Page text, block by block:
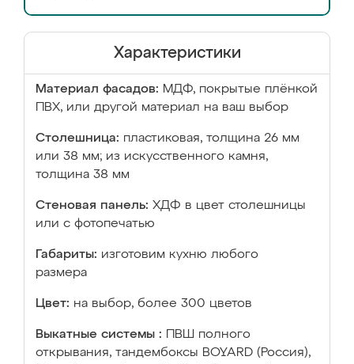
Характеристики
Материал фасадов: МДФ, покрытые плёнкой
ПВХ, или другой материал на ваш выбор
Столешница: пластиковая, толщина 26 мм
или 38 мм; из искусственного камня,
толщина 38 мм
Стеновая панель: ХДФ в цвет столешницы
или с фотопечатью
Габариты: изготовим кухню любого
размера
Цвет: на выбор, более 300 цветов
Выкатные системы :
ПВШ полного
открывания, тандембоксы BOYARD (Россия),